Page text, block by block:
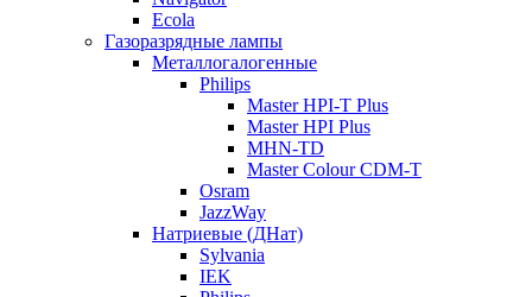
Ecola
Газоразрядные лампы
Металлогалогенные
Philips
Master HPI-T Plus
Master HPI Plus
MHN-TD
Master Colour CDM-T
Osram
JazzWay
Натриевые (ДНат)
Sylvania
IEK